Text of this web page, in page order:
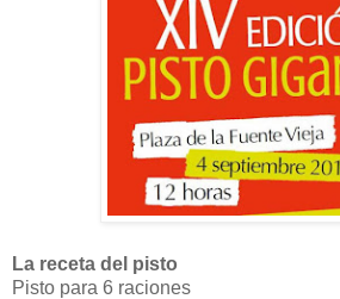
La receta del pisto
Pisto para 6 raciones